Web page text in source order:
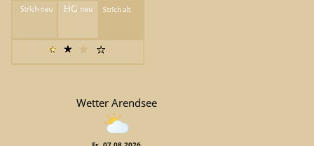
Wetter Arendsee